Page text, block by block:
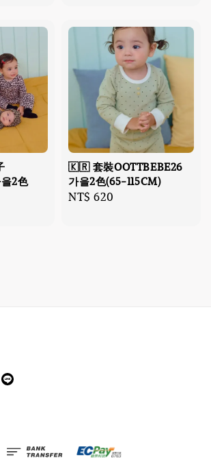
2色
🇰🇷 套裝OOTTBEBE26
가을2色(65-115CM)
Regular
NT$ 620